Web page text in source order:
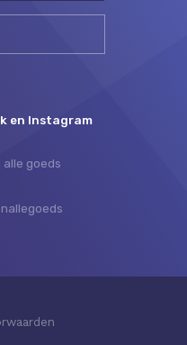
en Instagram
alle goeds